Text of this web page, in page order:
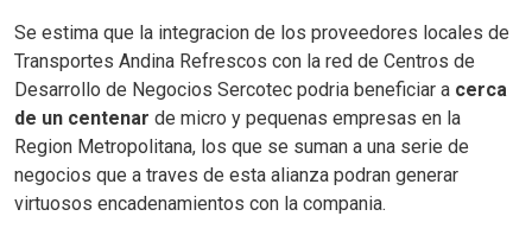
Se estima que la integracion de los proveedores locales de
Transportes Andina Refrescos con la red de Centros de
Desarrollo de Negocios Sercotec podria beneficiar a cerca
de un centenar de micro y pequenas empresas en la
Region Metropolitana, los que se suman a una serie de
negocios que a traves de esta alianza podran generar
virtuosos encadenamientos con la compania.